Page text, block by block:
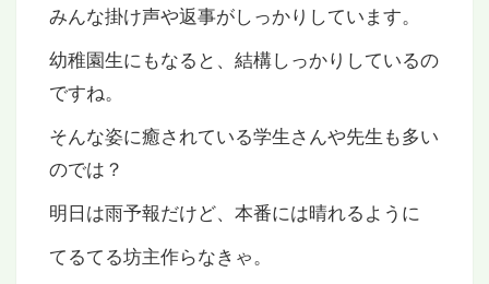
みんな掛け声や返事がしっかりしています。
幼稚園生にもなると、結構しっかりしているの
ですね。
そんな姿に癒されている学生さんや先生も多い
のでは？
明日は雨予報だけど、本番には晴れるように
てるてる坊主作らなきゃ。